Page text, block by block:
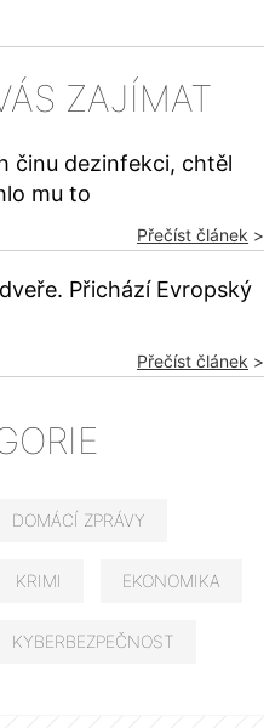
ZAJÍMAT
činu dezinfekci, chtěl
mu to
Přečíst článek >
Přichází Evropský
Přečíst článek >
DOMÁCÍ ZPRÁVY
KRIMI EKONOMIKA
KYBERBEZPEČNOST